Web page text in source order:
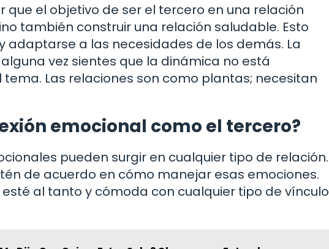
el objetivo de ser el tercero en una relación
también construir una relación saludable. Esto
adaptarse a las necesidades de los demás. La
vez sientes que la dinámica no está
Las relaciones son como plantas; necesitan
emocional como el tercero?
pueden surgir en cualquier tipo de relación.
de acuerdo en cómo manejar esas emociones.
al tanto y cómoda con cualquier tipo de vínculo